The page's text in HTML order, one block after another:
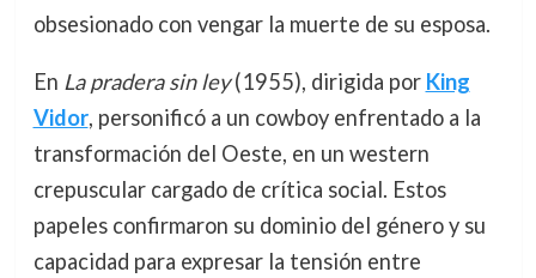
obsesionado con vengar la muerte de su esposa.
En La pradera sin ley(1955), dirigida por King
Vidor, personificó a un cowboy enfrentado a la
transformación del Oeste, en un western
crepuscular cargado de crítica social. Estos
papeles confirmaron su dominio del género y su
capacidad para expresar la tensión entre